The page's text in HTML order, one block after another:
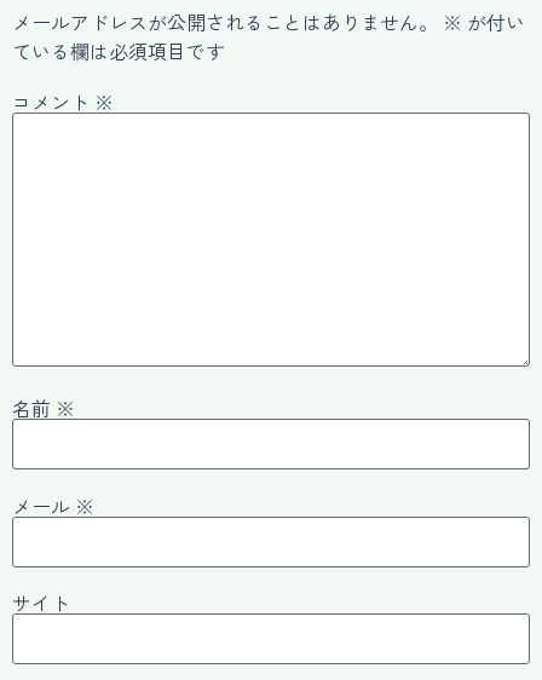
メールアドレスが公開されることはありません。 ※ が付い
ている欄は必須項目です
コメント ※
名前 ※
メール ※
サイト